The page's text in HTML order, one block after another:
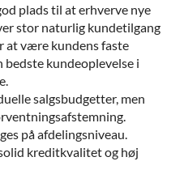
plads til at erhverve nye
stor naturlig kundetilgang
at være kundens faste
kundeoplevelse i
salgsbudgetter, men
på afdelingsniveau.
kreditkvalitet og høj